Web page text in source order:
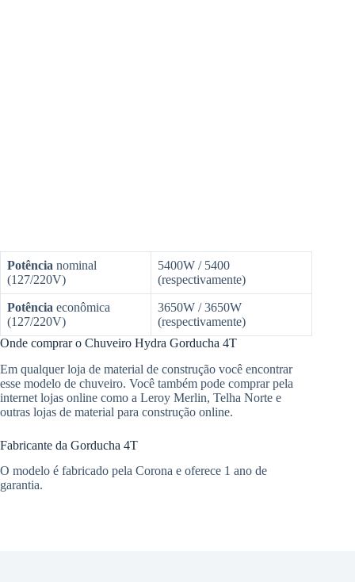
Potência nominal
(127/220V)
5400W / 5400
(respectivamente)
Potência econômica
(127/220V)
3650W / 3650W
(respectivamente)
Onde comprar o Chuveiro Hydra Gorducha 4T
Em qualquer loja de material de construção você encontrar
esse modelo de chuveiro. Você também pode comprar pela
internet lojas online como a Leroy Merlin, Telha Norte e
outras lojas de material para construção online.
Fabricante da Gorducha 4T
O modelo é fabricado pela Corona e oferece 1 ano de
garantia.